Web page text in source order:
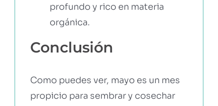
profundo y rico en materia
orgánica.
Conclusión
Como puedes ver, mayo es un mes
propicio para sembrar y cosechar